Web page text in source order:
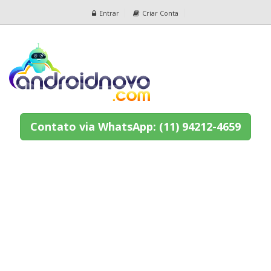
Entrar Criar Conta
Contato via WhatsApp: (11) 94212-4659